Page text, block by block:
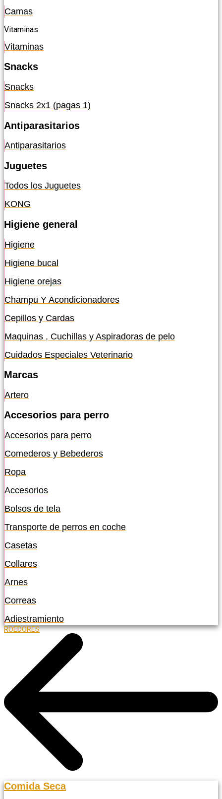
Camas
Vitaminas
Vitaminas
Snacks
Snacks
Snacks 2x1 (pagas 1)
Antiparasitarios
Antiparasitarios
Juguetes
Todos los Juguetes
KONG
Higiene general
Higiene
Higiene bucal
Higiene orejas
Champu Y Acondicionadores
Cepillos y Cardas
Maquinas , Cuchillas y Aspiradoras de pelo
Cuidados Especiales Veterinario
Marcas
Artero
Accesorios para perro
Accesorios para perro
Comederos y Bebederos
Ropa
Accesorios
Bolsos de tela
Transporte de perros en coche
Casetas
Collares
Arnes
Correas
Adiestramiento
ROEDORES
Comida Seca